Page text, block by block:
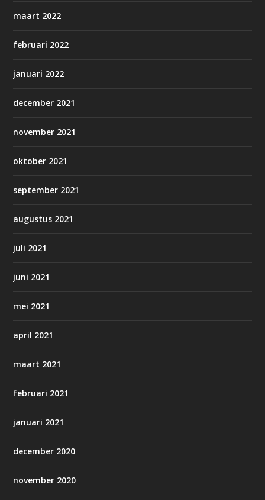
maart 2022
februari 2022
januari 2022
december 2021
november 2021
oktober 2021
september 2021
augustus 2021
juli 2021
juni 2021
mei 2021
april 2021
maart 2021
februari 2021
januari 2021
december 2020
november 2020